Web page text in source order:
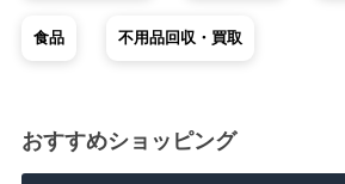
食品 不用品回収・買取
おすすめショッピング